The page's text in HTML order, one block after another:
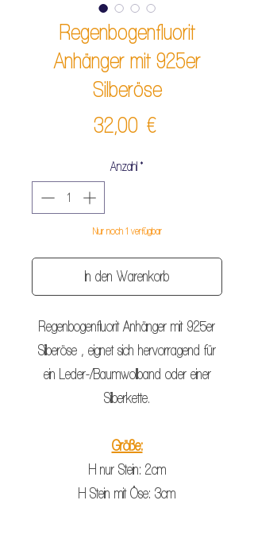
Regenbogenfluorit
Anhänger mit 925er
Silberöse
32,00 €Preis
Anzahl *
Nur noch 1 verfügbar
In den Warenkorb
Regenbogenfluorit Anhänger mit 925er
Silberöse , eignet sich hervorragend für
ein Leder-/Baumwollband oder einer
Silberkette.
Größe:
H nur Stein: 2cm
H Stein mit Öse: 3cm